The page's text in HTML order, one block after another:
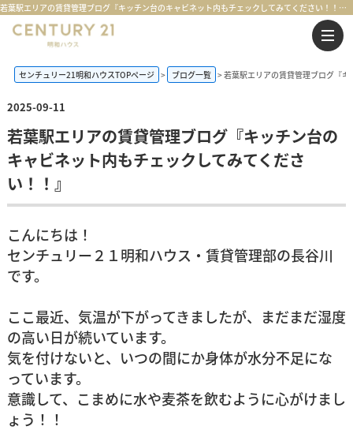
若葉駅エリアの賃貸管理ブログ『キッチン台のキャビネット内もチェックしてみてください！！』 | 鶴ヶ島市・坂戸市・東松山市・川越市の不動産購入・不動産売却のことならセンチュリー21明和ハウス
センチュリー21明和ハウスTOPページ ブログ一覧 若葉駅エリアの賃貸管理ブログ『
2025-09-11
若葉駅エリアの賃貸管理ブログ『キッチン台の
キャビネット内もチェックしてみてくださ
い！！』
こんにちは！
センチュリー２１明和ハウス・賃貸管理部の長谷川
です。
ここ最近、気温が下がってきましたが、まだまだ湿度
の高い日が続いています。
気を付けないと、いつの間にか身体が水分不足にな
っています。
意識して、こまめに水や麦茶を飲むように心がけまし
ょう！！